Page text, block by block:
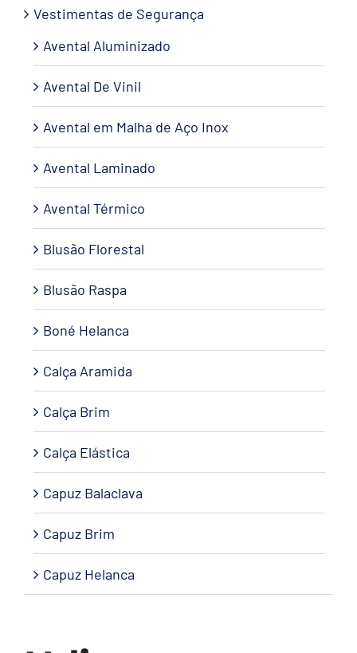
Vestimentas de Segurança
Avental Aluminizado
Avental De Vinil
Avental em Malha de Aço Inox
Avental Laminado
Avental Térmico
Blusão Florestal
Blusão Raspa
Boné Helanca
Calça Aramida
Calça Brim
Calça Elástica
Capuz Balaclava
Capuz Brim
Capuz Helanca